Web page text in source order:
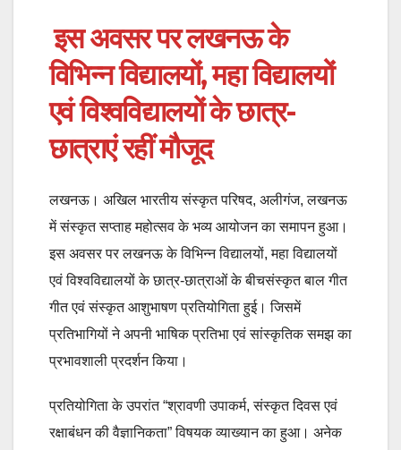
इस अवसर पर लखनऊ के
विभिन्न विद्यालयों, महा विद्यालयों
एवं विश्वविद्यालयों के छात्र-
छात्राएं रहीं मौजूद
लखनऊ। अखिल भारतीय संस्कृत परिषद, अलीगंज, लखनऊ
में संस्कृत सप्ताह महोत्सव के भव्य आयोजन का समापन हुआ।
इस अवसर पर लखनऊ के विभिन्न विद्यालयों, महा विद्यालयों
एवं विश्वविद्यालयों के छात्र-छात्राओं के बीचसंस्कृत बाल गीत
गीत एवं संस्कृत आशुभाषण प्रतियोगिता हुई। जिसमें
प्रतिभागियों ने अपनी भाषिक प्रतिभा एवं सांस्कृतिक समझ का
प्रभावशाली प्रदर्शन किया।
प्रतियोगिता के उपरांत “श्रावणी उपाकर्म, संस्कृत दिवस एवं
रक्षाबंधन की वैज्ञानिकता” विषयक व्याख्यान का हुआ। अनेक